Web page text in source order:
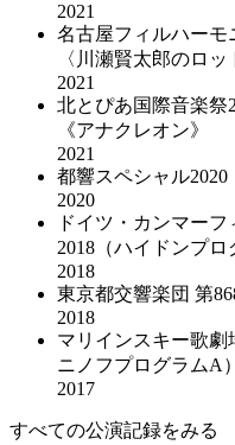
2021
名古屋フィルハーモ
〈川瀬賢太郎のロッ
2021
北とぴあ国際音楽祭
《アナクレオン》
2021
都響スペシャル2020
2020
ドイツ・カンマー
2018（ハイドンプロ
2018
東京都交響楽団 第
2018
マリインスキー歌劇
ニノフプログラムA）
2017
すべての公演記録をみる